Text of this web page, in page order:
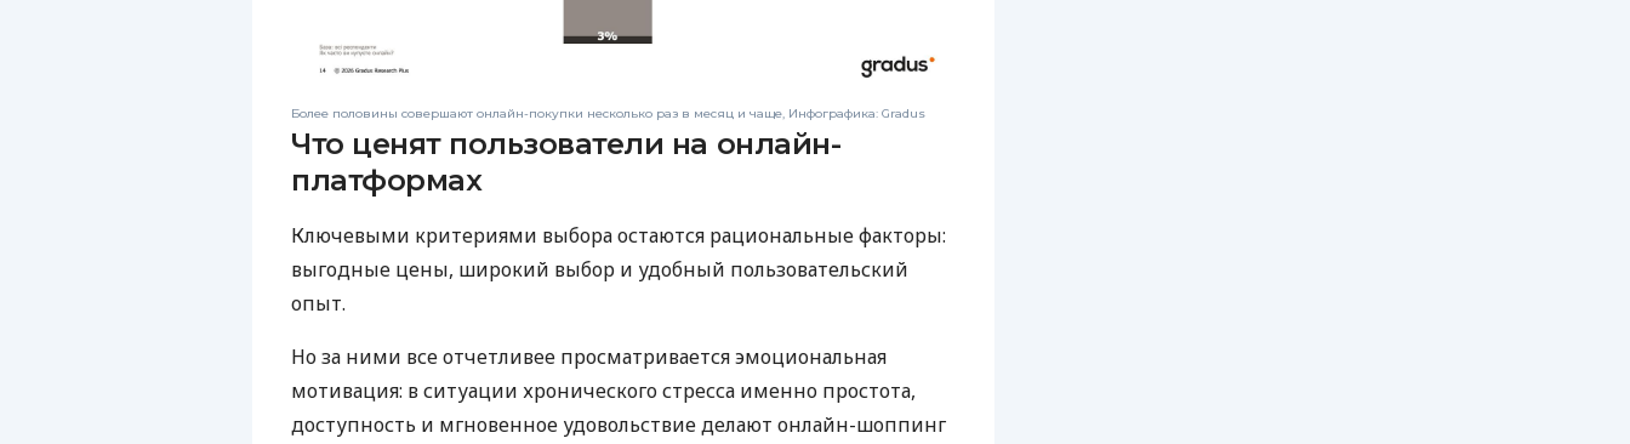
Более половины совершают онлайн-покупки несколько раз в месяц и чаще, Инфографика: Gradus
Что ценят пользователи на онлайн-
платформах
Ключевыми критериями выбора остаются рациональные факторы:
выгодные цены, широкий выбор и удобный пользовательский
опыт.
Но за ними все отчетливее просматривается эмоциональная
мотивация: в ситуации хронического стресса именно простота,
доступность и мгновенное удовольствие делают онлайн-шоппинг